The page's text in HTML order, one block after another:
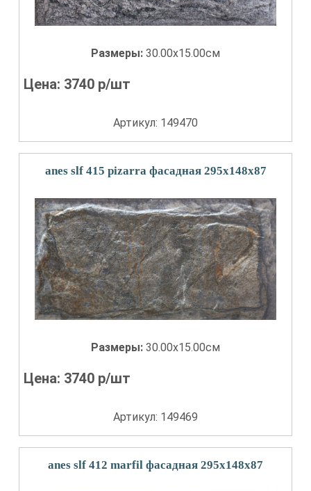
Размеры: 30.00x15.00см
Цена: 3740 р/шт
Артикул: 149470
anes slf 415 pizarra фасадная 295x148х87
Размеры: 30.00x15.00см
Цена: 3740 р/шт
Артикул: 149469
anes slf 412 marfil фасадная 295x148х87